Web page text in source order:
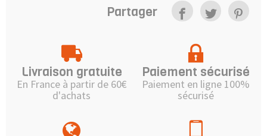
Partager
Livraison gratuite
En France à partir de 60€
d'achats
Paiement sécurisé
Paiement en ligne 100%
sécurisé